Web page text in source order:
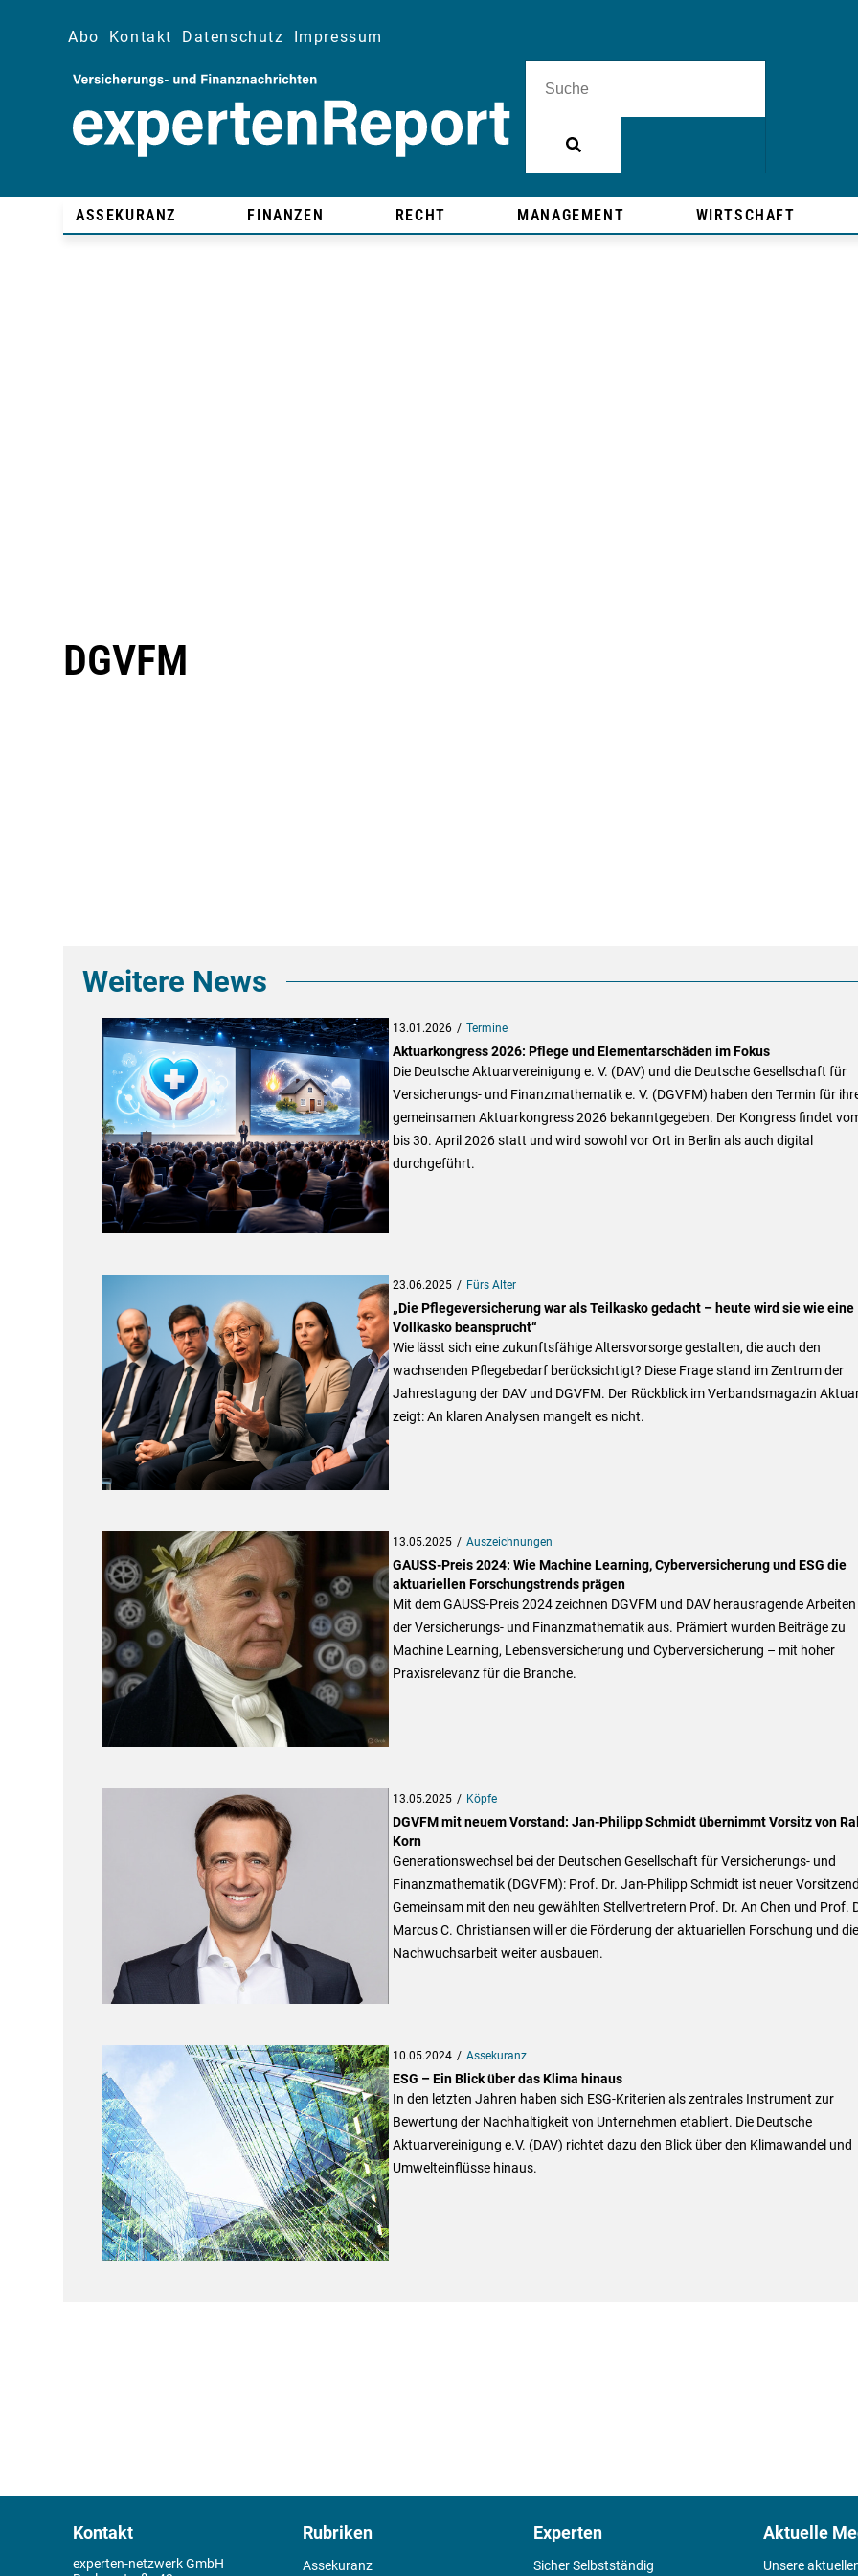
Abo Kontakt Datenschutz Impressum
ASSEKURANZ FINANZEN RECHT MANAGEMENT WIRTSCHAFT
DGVFM
Weitere News
13.01.2026 Termine
Aktuarkongress 2026: Pflege und Elementarschäden im Fokus
Die Deutsche Aktuarvereinigung e. V. (DAV) und die Deutsche Gesellschaft für
Versicherungs- und Finanzmathematik e. V. (DGVFM) haben den Termin für
gemeinsamen Aktuarkongress 2026 bekanntgegeben. Der Kongress findet
bis 30. April 2026 statt und wird sowohl vor Ort in Berlin als auch digital
durchgeführt.
23.06.2025 Fürs Alter
„Die Pflegeversicherung war als Teilkasko gedacht – heute wird sie wie eine
Vollkasko beansprucht“
Wie lässt sich eine zukunftsfähige Altersvorsorge gestalten, die auch den
wachsenden Pflegebedarf berücksichtigt? Diese Frage stand im Zentrum der
Jahrestagung der DAV und DGVFM. Der Rückblick im Verbandsmagazin
zeigt: An klaren Analysen mangelt es nicht.
13.05.2025 Auszeichnungen
GAUSS-Preis 2024: Wie Machine Learning, Cyberversicherung und ESG die
aktuariellen Forschungstrends prägen
Mit dem GAUSS-Preis 2024 zeichnen DGVFM und DAV herausragende Arbeiten
der Versicherungs- und Finanzmathematik aus. Prämiert wurden Beiträge zu
Machine Learning, Lebensversicherung und Cyberversicherung – mit hoher
Praxisrelevanz für die Branche.
13.05.2025 Köpfe
DGVFM mit neuem Vorstand: Jan-Philipp Schmidt übernimmt Vorsitz von
Korn
Generationswechsel bei der Deutschen Gesellschaft für Versicherungs- und
Finanzmathematik (DGVFM): Prof. Dr. Jan-Philipp Schmidt ist neuer
Gemeinsam mit den neu gewählten Stellvertretern Prof. Dr. An Chen und Prof.
Marcus C. Christiansen will er die Förderung der aktuariellen Forschung und die
Nachwuchsarbeit weiter ausbauen.
10.05.2024 Assekuranz
ESG – Ein Blick über das Klima hinaus
In den letzten Jahren haben sich ESG-Kriterien als zentrales Instrument zur
Bewertung der Nachhaltigkeit von Unternehmen etabliert. Die Deutsche
Aktuarvereinigung e.V. (DAV) richtet dazu den Blick über den Klimawandel und
Umwelteinflüsse hinaus.
Kontakt
experten-netzwerk GmbH
Rubriken
Assekuranz
Experten
Sicher Selbstständig
Aktuelle
Unsere